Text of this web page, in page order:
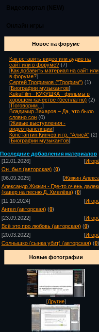
Новое на форуме
Как вставить видео или аудио на
сайт или в форуме? (7)
[Как добавить материал на сайт или
в форуме?]
Сергей Трофимов ("Трофим") (1)
[Биографии музыкантов]
KukuFilm - КУКУШКА - фильмы в
хорошем качестве (бесплатно) (2)
[Поговорим... ]
Владимир Захаров – Да, это было
словно сон (0)
[Живые выступления -
видеотрансляции]
Константин Кинчев и гр. "АлисА" (2)
[Биографии музыкантов]
Последние добавления материалов
[12.01.2026]
[
Он_был (авторская) (0)
[06.09.2025]
[Жижин
Александр Жижин - Где-то очень
(кавер на песню Д. Хмелёва) (0)
[11.10.2024]
[
Ангел (авторская) (0)
[23.09.2022]
[
Всё это про любовь (авторская) (0)
[20.03.2022]
[
Солнышко (сынка убит) (авторская) (0)
Новые фотографии
[Другие]